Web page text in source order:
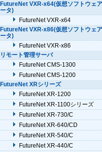
FutureNet VXR-x64(仮想ソフトウェ
ータ)
FutureNet VXR-x64
FutureNet VXR-x86(仮想ソフトウェ
ータ)
FutureNet VXR-x86
リモート管理サーバ
FutureNet CMS-1300
FutureNet CMS-1200
FutureNet XRシリーズ
FutureNet XR-1200
FutureNet XR-1100シリーズ
FutureNet XR-730/C
FutureNet XR-640/CD
FutureNet XR-540/C
FutureNet XR-440/C